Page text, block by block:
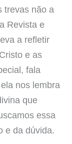
trevas não a
Revista e
a refletir
e as
fala
nos lembra
que
essa
e da dúvida.